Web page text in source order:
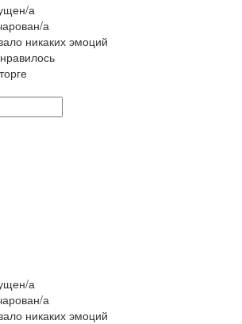
а
а
никаких эмоций
а
а
никаких эмоций